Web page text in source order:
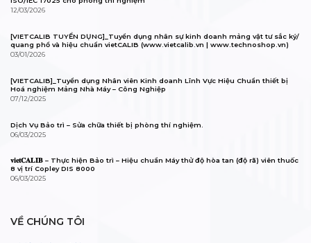
12/03/2026
[VIETCALIB TUYỂN DỤNG]_Tuyển dụng nhân sự kinh doanh mảng vật tư sắc ký/
quang phổ và hiệu chuẩn vietCALIB (www.vietcalib.vn | www.technoshop.vn)
03/01/2026
[VIETCALIB]_Tuyển dụng Nhân viên Kinh doanh Lĩnh Vực Hiệu Chuẩn thiết bị
Hoá nghiệm Mảng Nhà Máy – Công Nghiệp
07/12/2025
Dịch Vụ Bảo trì – Sửa chữa thiết bị phòng thí nghiệm.
06/03/2025
𝐯𝐢𝐞𝐭𝐂𝐀𝐋𝐈𝐁 – Thực hiện Bảo trì – Hiệu chuẩn Máy thử độ hòa tan (độ rã) viên thuốc
8 vị trí Copley DIS 8000
06/03/2025
VỀ CHÚNG TÔI